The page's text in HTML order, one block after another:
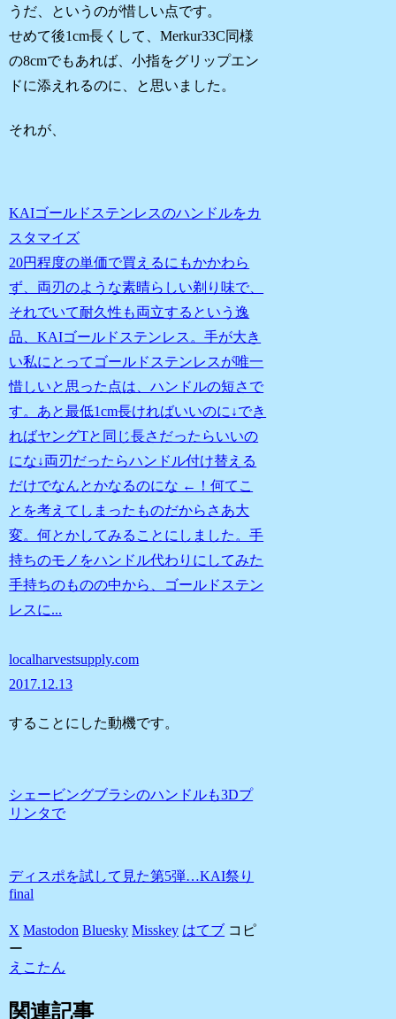
うだ、というのが惜しい点です。
せめて後1cm長くして、Merkur33C同様
の8cmでもあれば、小指をグリップエン
ドに添えれるのに、と思いました。
それが、
KAIゴールドステンレスのハンドルをカ
スタマイズ
20円程度の単価で買えるにもかかわら
ず、両刃のような素晴らしい剃り味で、
それでいて耐久性も両立するという逸
品、KAIゴールドステンレス。手が大き
い私にとってゴールドステンレスが唯一
惜しいと思った点は、ハンドルの短さで
す。あと最低1cm長ければいいのに↓でき
ればヤングTと同じ長さだったらいいの
にな↓両刃だったらハンドル付け替える
だけでなんとかなるのにな ←！何てこ
とを考えてしまったものだからさあ大
変。何とかしてみることにしました。手
持ちのモノをハンドル代わりにしてみた
手持ちのものの中から、ゴールドステン
レスに...
localharvestsupply.com
2017.12.13
することにした動機です。
シェービングブラシのハンドルも3Dプ
リンタで
ディスポを試して見た第5弾…KAI祭り
final
X Mastodon Bluesky Misskey はてブ コピ
ー
えこたん
関連記事